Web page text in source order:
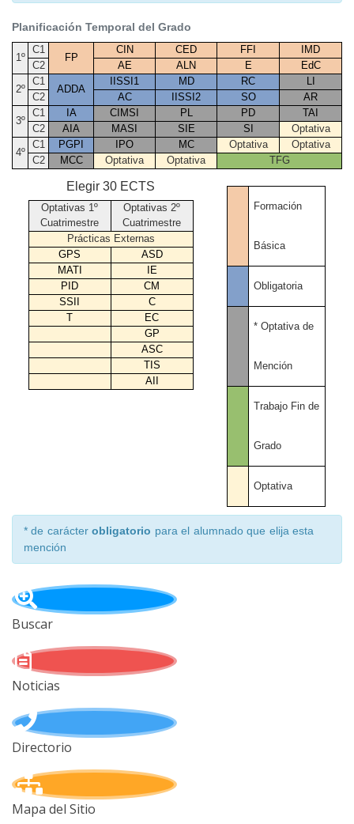
Planificación Temporal del Grado
1º
C1
FP
CIN CED FFI
IMD
C2
AE ALN E EdC
2º
C1
ADDA
IISSI1 MD RC
LI
C2
AC IISSI2 SO AR
3º
C1 IA CIMSI PL PD
TAI
C2
AIA MASI SIE SI Optativa
4º
C1 PGPI IPO MC Optativa
Optativa
C2
MCC Optativa Optativa TFG
Elegir 30 ECTS
Optativas 1º
Cuatrimestre
Optativas 2º
Cuatrimestre
Prácticas Externas
GPS
ASD
MATI
IE
PID
CM
SSII
C
EC
GP
ASC
TIS
AII
Formación
Básica
Obligatoria
* Optativa de
Mención
Trabajo Fin de
Grado
Optativa
* de carácterobligatorio para el alumnado que elija esta
mención
Buscar
Noticias
Directorio
Mapa del Sitio